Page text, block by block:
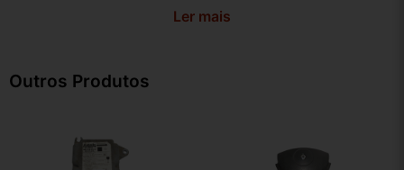
Ler mais
Outros Produtos